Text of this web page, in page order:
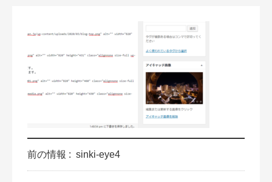
前の情報 : sinki-eye4